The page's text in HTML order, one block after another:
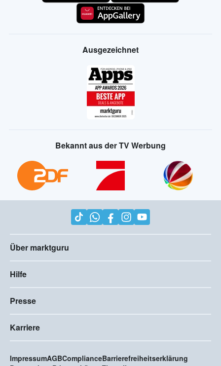
Ausgezeichnet
Bekannt aus der TV Werbung
Über marktguru
Hilfe
Presse
Karriere
ImpressumAGBComplianceBarrierefreiheitserklärung